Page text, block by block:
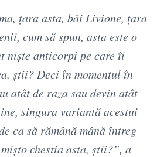
țara asta, băi Livione, țara
cum să spun, asta este o
niște anticorpi pe care îi
știi? Deci în momentul în
atât de raza sau devin atât
singura variantă acestui
ca să rămână mână întreg
chestia asta, știi?”, a